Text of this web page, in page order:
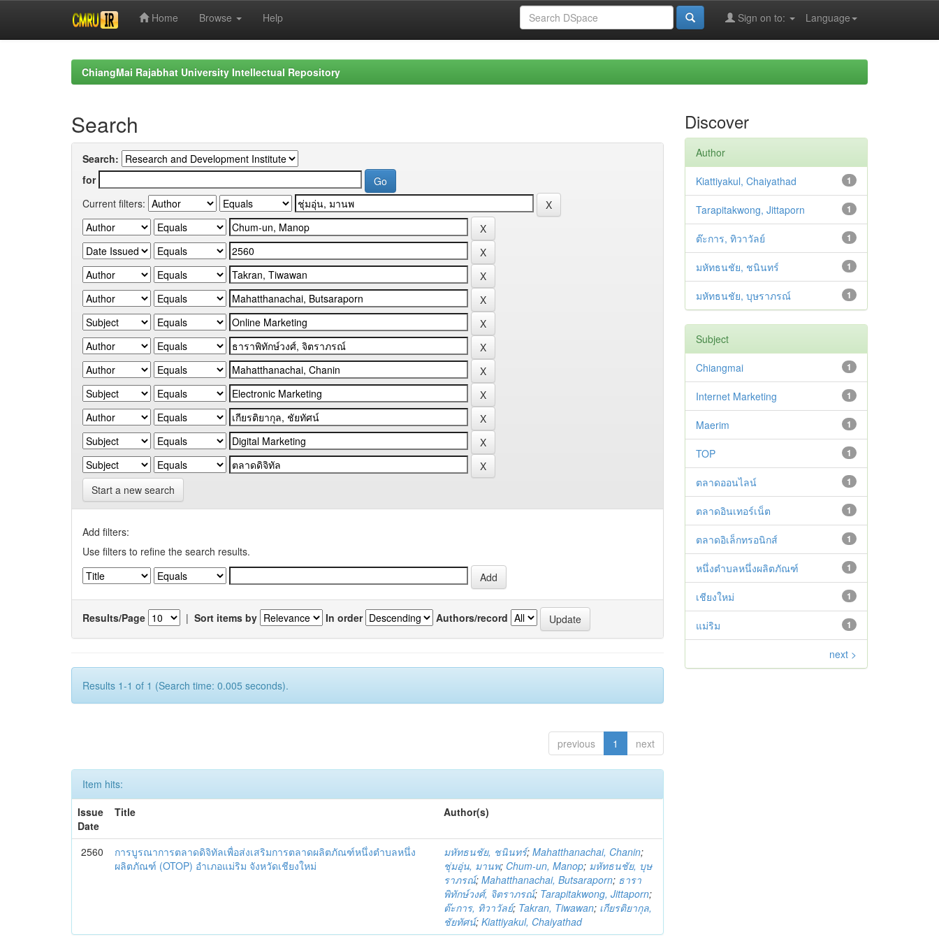
Home Browse Help Language
Sign on to:
ChiangMai Rajabhat University Intellectual Repository
Search
Search:
for
Current filters:
Start a new search
Add filters:
Use filters to refine the search results.
Results/Page | Sort items by In order Authors/record
Results 1-1 of 1 (Search time: 0.005 seconds).
previous 1 next
Item hits:
Issue
Date
Title Author(s)
2560
การบูรณาการตลาดดิจิทัลเพื่อส่งเสริมการตลาดผลิตภัณฑ์หนึ่งตำบลหนึ่ง
ผลิตภัณฑ์ (OTOP) อำเภอแม่ริม จังหวัดเชียงใหม่
มหัทธนชัย, ชนินทร์;Mahatthanachai, Chanin;
ชุ่มอุ่น, มานพ; Chum-un, Manop; มหัทธนชัย, บุษ
ราภรณ์;Mahatthanachai, Butsaraporn; ธารา
พิทักษ์วงศ์, จิตราภรณ์; Tarapitakwong, Jittaporn;
ต๊ะการ, ทิวาวัลย์; Takran, Tiwawan; เกียรติยากุล,
ชัยทัศน์;Kiattiyakul, Chaiyathad
Discover
Author
1
Kiattiyakul, Chaiyathad
1
Tarapitakwong, Jittaporn
1
ต๊ะการ, ทิวาวัลย์
1
มหัทธนชัย, ชนินทร์
1
มหัทธนชัย, บุษราภรณ์
Subject
1
Chiangmai
1
Internet Marketing
1
Maerim
1
TOP
1
ตลาดออนไลน์
1
ตลาดอินเทอร์เน็ต
1
ตลาดอิเล็กทรอนิกส์
1
หนึ่งตำบลหนึ่งผลิตภัณฑ์
1
เชียงใหม่
1
แม่ริม
next >